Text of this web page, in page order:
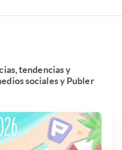
tendencias y
sociales y Publer